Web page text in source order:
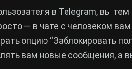
в Telegram, вы
— в чате с человеком
опцию “Заблокировать
вам новые сообщения, а